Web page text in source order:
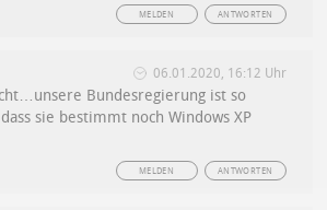
ANTWORTEN
MELDEN
06.01.2020, 16:12 Uhr
Bundesregierung ist so
sie bestimmt noch Windows XP
ANTWORTEN
MELDEN